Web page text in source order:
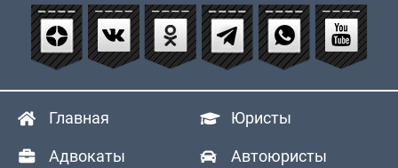
Главная Юристы
Адвокаты Автоюристы